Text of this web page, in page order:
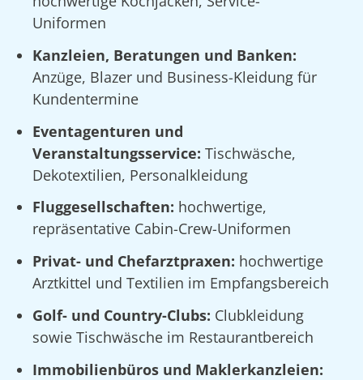
Uniformen
Kanzleien, Beratungen und Banken:
Anzüge, Blazer und Business-Kleidung für
Kundentermine
Eventagenturen und
Veranstaltungsservice: Tischwäsche,
Dekotextilien, Personalkleidung
Fluggesellschaften: hochwertige,
repräsentative Cabin-Crew-Uniformen
Privat- und Chefarztpraxen: hochwertige
Arztkittel und Textilien im Empfangsbereich
Golf- und Country-Clubs: Clubkleidung
sowie Tischwäsche im Restaurantbereich
Immobilienbüros und Maklerkanzleien: